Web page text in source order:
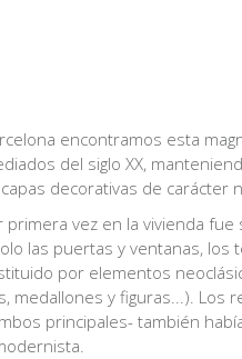
encontramos esta
del siglo XX,
decorativas de carácter
vez en la vivienda
las puertas y ventanas,
por elementos
medallones y figuras...).
principales- también